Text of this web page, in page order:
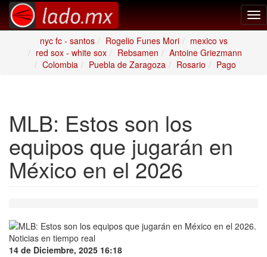
nyc fc - santos
Rogelio Funes Mori
mexico vs
red sox - white sox
Rebsamen
Antoine Griezmann
Colombia
Puebla de Zaragoza Rosario Pago
MLB: Estos son los
equipos que jugarán en
México en el 2026
14 de Diciembre, 2025 16:18